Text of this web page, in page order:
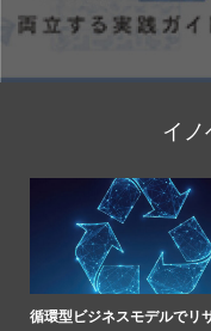
イ
循環型ビジネスモデルでリ